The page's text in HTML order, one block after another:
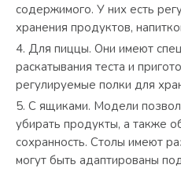
содержимого. У них есть
хранения продуктов,
Для пиццы. Они имеют
раскатывания теста и
регулируемые полки для
С ящиками. Модели
убирать продукты, а также
сохранность. Столы имеют
могут быть адаптированы